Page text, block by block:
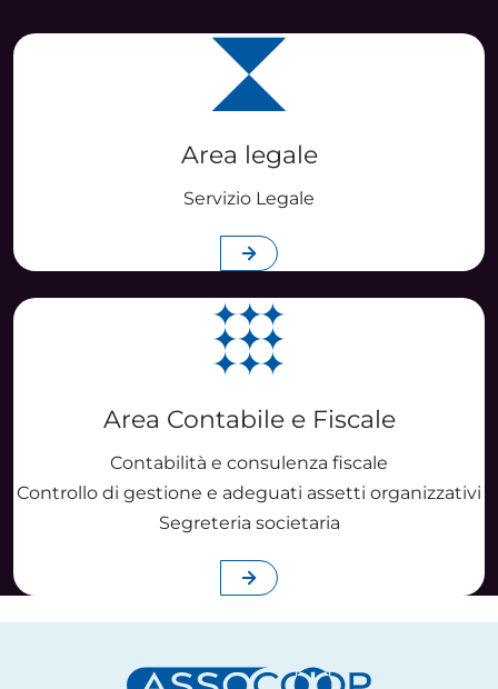
Area legale
Servizio Legale
Scopri di più
Area Contabile e Fiscale
Contabilità e consulenza fiscale
Controllo di gestione e adeguati assetti organizzativi
Segreteria societaria
Scopri di più